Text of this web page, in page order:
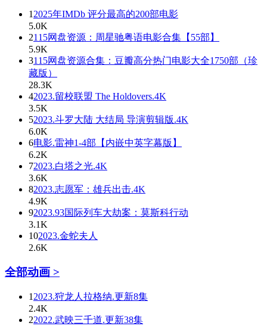
1 2025年IMDb 评分最高的200部电影
5.0K
2115网盘资源：周星驰粤语电影合集【55部】
5.9K
3115网盘资源合集：豆瓣高分热门电影大全1750部（珍
藏版）
28.3K
42023.留校联盟 The Holdovers.4K
3.5K
52023.斗罗大陆 大结局 导演剪辑版.4K
6.0K
6电影.雷神1-4部【内嵌中英字幕版】
6.2K
72023.白塔之光.4K
3.6K
82023.志愿军：雄兵出击.4K
4.9K
92023.93国际列车大劫案：莫斯科行动
3.1K
102023.金蛇夫人
2.6K
全部动画 >
1 2023.狩龙人拉格纳.更新8集
2.4K
22022.武映三千道.更新38集